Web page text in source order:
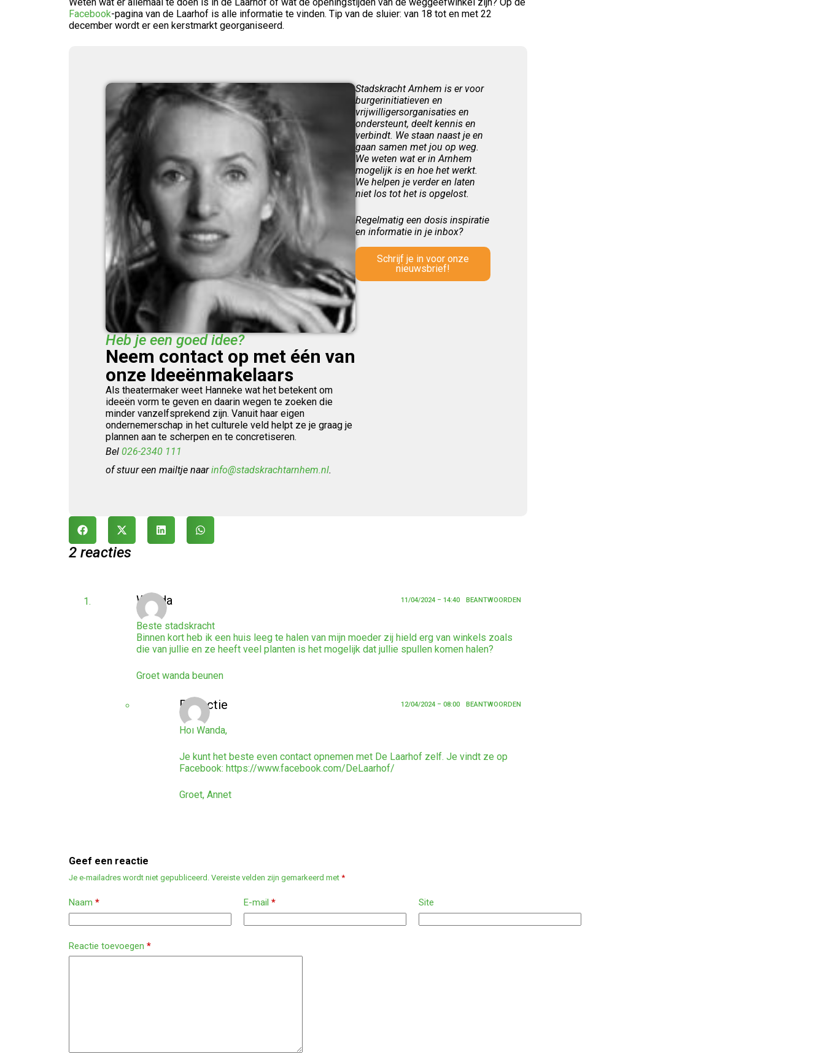
Facebook-pagina van de Laarhof is alle informatie te vinden. Tip van de sluier: van 18 tot en met 22
december wordt er een kerstmarkt georganiseerd.
Heb je een goed idee?
Neem contact op met één van
onze Ideeënmakelaars
Als theatermaker weet Hanneke wat het betekent om
ideeën vorm te geven en daarin wegen te zoeken die
minder vanzelfsprekend zijn. Vanuit haar eigen
ondernemerschap in het culturele veld helpt ze je graag je
plannen aan te scherpen en te concretiseren.
Bel 026-2340 111
of stuur een mailtje naarinfo@stadskrachtarnhem.nl.
Stadskracht Arnhem is er voor
burgerinitiatieven en
vrijwilligersorganisaties en
ondersteunt, deelt kennis en
verbindt. We staan naast je en
gaan samen met jou op weg.
We weten wat er in Arnhem
mogelijk is en hoe het werkt.
We helpen je verder en laten
niet los tot het is opgelost.
Regelmatig een dosis inspiratie
en informatie in je inbox?
Schrijf je in voor onze
nieuwsbrief!
2 reacties
Wanda 11/04/2024 – 14:40 BEANTWOORDEN
Beste stadskracht
Binnen kort heb ik een huis leeg te halen van mijn moeder zij hield erg van winkels zoals
die van jullie en ze heeft veel planten is het mogelijk dat jullie spullen komen halen?
Groet wanda beunen
Redactie 12/04/2024 – 08:00 BEANTWOORDEN
Hoi Wanda,
Je kunt het beste even contact opnemen met De Laarhof zelf. Je vindt ze op
Facebook: https://www.facebook.com/DeLaarhof/
Groet, Annet
Geef een reactie
Je e-mailadres wordt niet gepubliceerd. Vereiste velden zijn gemarkeerd met *
Naam * E-mail * Site
Reactie toevoegen *